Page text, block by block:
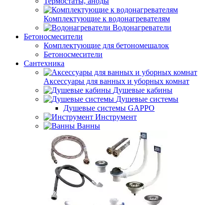
Комплектующие к водонагревателям
Водонагреватели
Бетоносмесители
Комплектующие для бетономешалок
Бетоносмесители
Сантехника
Аксессуары для ванных и уборных комнат
Душевые кабины
Душевые системы
Душевые системы GAPPO
Инструмент
Ванны